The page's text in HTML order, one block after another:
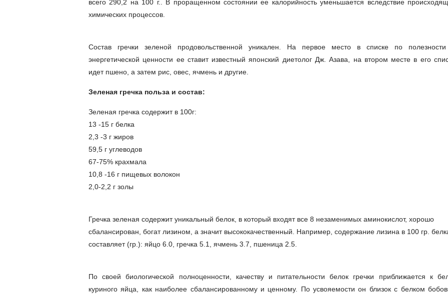
всего 290,2 на 100 г.. В проращенном состоянии ее калорийность уменьшается вследствие
химических процессов.
Состав гречки зеленой продовольственной уникален. На первое место в списке по
энергетической ценности ее ставит известный японский диетолог Дж. Азава, на втором месте в его
идет пшено, а затем рис, овес, ячмень и другие.
Зеленая гречка польза и состав:
Зеленая гречка содержит в 100г:
13 -15 г белка
2,3 -3 г жиров
59,5 г углеводов
67-75% крахмала
10,8 -16 г пищевых волокон
2,0-2,2 г золы
Гречка зеленая содержит уникальный белок, в который входят все 8 незаменимых аминокислот, хорошо
сбалансирован, богат лизином, а значит высококачественный. Например, содержание лизина в 100 гр.
составляет (гр.): яйцо 6.0, гречка 5.1, ячмень 3.7, пшеница 2.5.
По своей биологической полноценности, качеству и питательности белок гречки приближается к
куриного яйца, как наиболее сбалансированному и ценному. По усвояемости он близок с белком